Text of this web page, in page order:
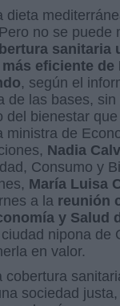
dieta
no se puede
sanitaria
más eficiente
, según el
de las bases, sin
del bienestar
ministra de
Nadia
Consumo y
María Luisa
a la reunión
y Salud
nipona de
en valor.
cobertura
sociedad